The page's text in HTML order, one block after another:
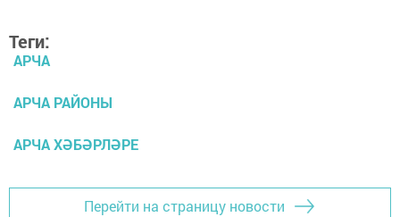
Теги:
АРЧА
АРЧА РАЙОНЫ
АРЧА ХӘБӘРЛӘРЕ
Перейти на страницу новости